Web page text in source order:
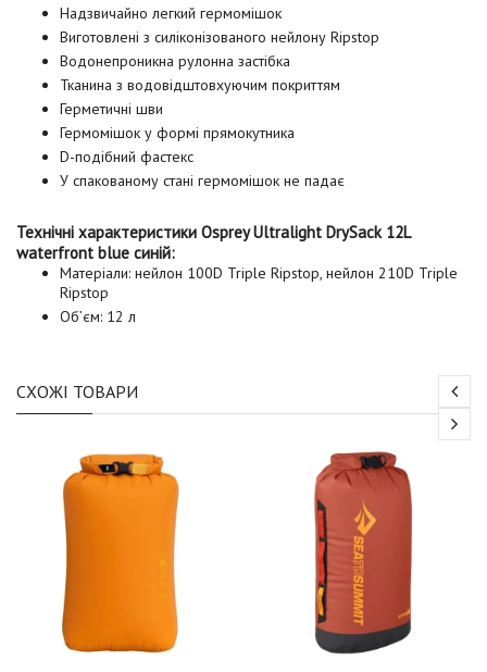
Надзвичайно легкий гермомішок
Виготовлені з силіконізованого нейлону Ripstop
Водонепроникна рулонна застібка
Тканина з водовідштовхуючим покриттям
Герметичні шви
Гермомішок у формі прямокутника
D-подібний фастекс
У спакованому стані гермомішок не падає
Технічні характеристики Osprey Ultralight DrySack 12L
waterfront blue синій:
Матеріали: нейлон 100D Triple Ripstop, нейлон 210D Triple
Ripstop
Об’єм: 12 л
СХОЖІ ТОВАРИ